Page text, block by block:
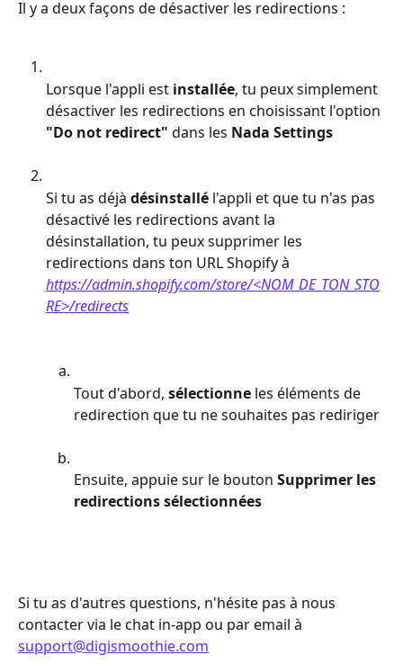
Il y a deux façons de désactiver les redirections :
Lorsque l'appli est installée, tu peux simplement
désactiver les redirections en choisissant l'option
"Do not redirect" dans les Nada Settings
Si tu as déjà désinstallé l'appli et que tu n'as pas
désactivé les redirections avant la
désinstallation, tu peux supprimer les
redirections dans ton URL Shopify à
https://admin.shopify.com/store/<NOM_DE_TON_STO
RE>/redirects
Tout d'abord, sélectionne les éléments de
redirection que tu ne souhaites pas rediriger
Ensuite, appuie sur le bouton Supprimer les
redirections sélectionnées
Si tu as d'autres questions, n'hésite pas à nous
contacter via le chat in-app ou par email à
support@digismoothie.com